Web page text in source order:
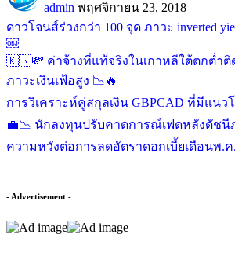
admin พฤศจิกายน 23, 2018
ดาวโจนส์ร่วงกว่า 100 จุด ภาวะ inverted
￼
🇰🇷💸 ค่าจ้างที่แท้จริงในเกาหลีใต้ตกต่ำติ
ภาวะเงินเฟ้อสูง 📉🔥
การวิเคราะห์คู่สกุลเงิน GBPCAD ที่มีแนว
💼📉 นักลงทุนปรับคาดการณ์เฟดหลังดัชนี
ความหวังต่อการลดอัตราดอกเบี้ยเดือนพ.
- Advertisement -